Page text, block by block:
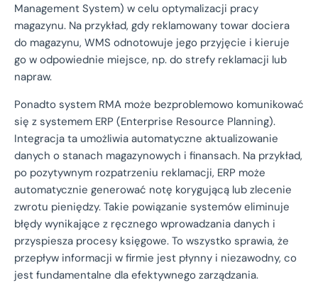
Management System) w celu optymalizacji pracy
magazynu. Na przykład, gdy reklamowany towar dociera
do magazynu, WMS odnotowuje jego przyjęcie i kieruje
go w odpowiednie miejsce, np. do strefy reklamacji lub
napraw.
Ponadto system RMA może bezproblemowo komunikować
się z systemem ERP (Enterprise Resource Planning).
Integracja ta umożliwia automatyczne aktualizowanie
danych o stanach magazynowych i finansach. Na przykład,
po pozytywnym rozpatrzeniu reklamacji, ERP może
automatycznie generować notę korygującą lub zlecenie
zwrotu pieniędzy. Takie powiązanie systemów eliminuje
błędy wynikające z ręcznego wprowadzania danych i
przyspiesza procesy księgowe. To wszystko sprawia, że
przepływ informacji w firmie jest płynny i niezawodny, co
jest fundamentalne dla efektywnego zarządzania.